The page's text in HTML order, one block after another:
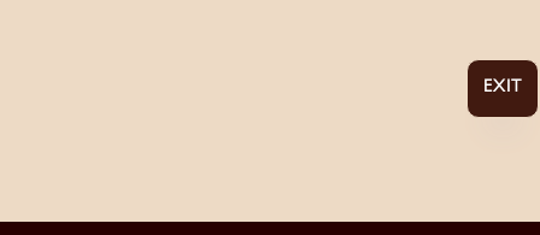
EXIT